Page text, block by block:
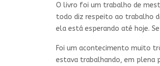
O livro foi um trabalho de
todo diz respeito ao trabalho
ela está esperando até hoje.
Foi um acontecimento muito
estava trabalhando, em plena